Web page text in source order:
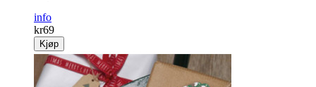
info
kr69
Kjøp